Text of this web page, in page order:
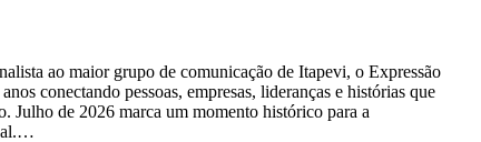
ao maior grupo de comunicação de Itapevi, o Expressão
conectando pessoas, empresas, lideranças e histórias que
Julho de 2026 marca um momento histórico para a